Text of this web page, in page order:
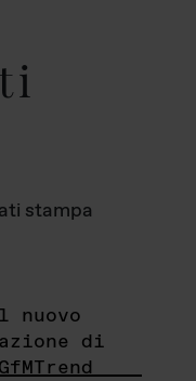
stampa
nuovo
di